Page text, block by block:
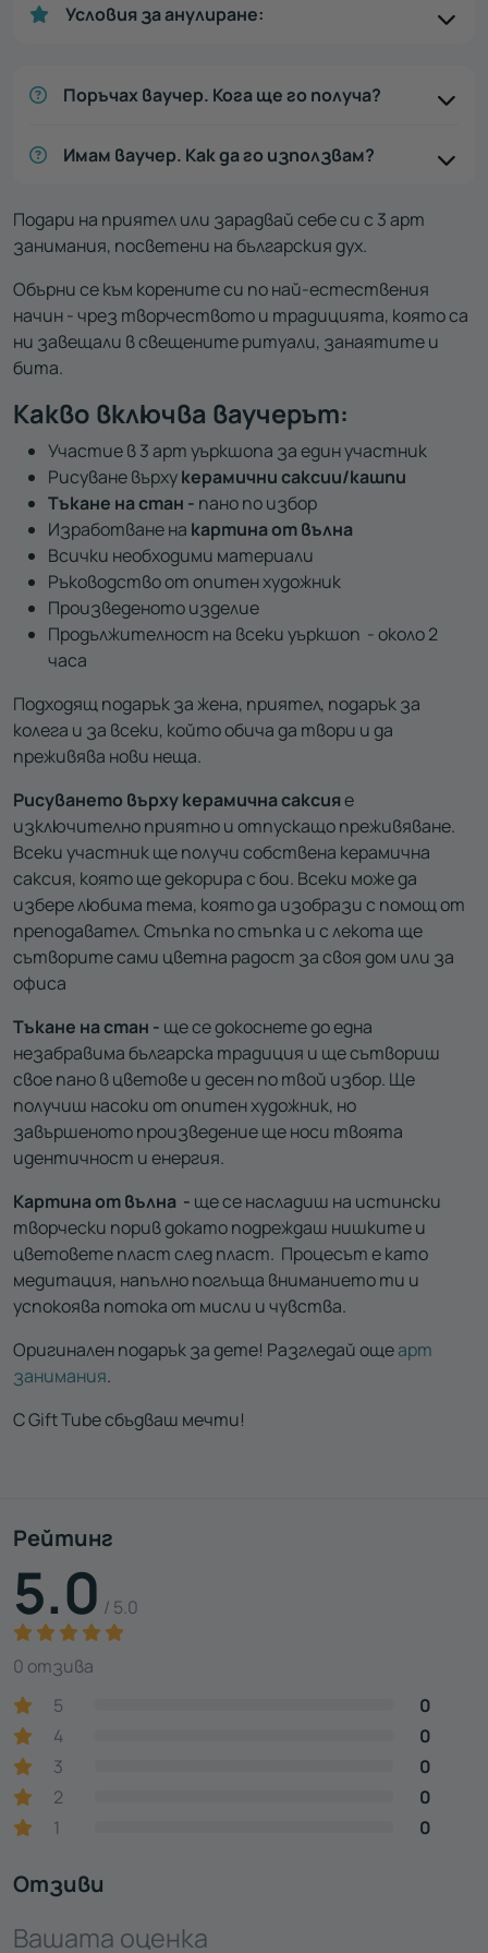
Условия за анулиране:
Поръчах ваучер. Кога ще го получа?
Имам ваучер. Как да го използвам?
Подари на приятел или зарадвай себе си с 3 арт
занимания, посветени на българския дух.
Обърни се към корените си по най-естествения
начин - чрез творчеството и традицията, която са
ни завещали в свещените ритуали, занаятите и
бита.
Какво включва ваучерът:
Участие в 3 арт уъркшопа за един участник
Рисуване върхукерамични саксии/кашпи
Тъкане на стан - пано по избор
Изработване на картина от вълна
Всички необходими материали
Ръководство от опитен художник
Произведеното изделие
Продължителност на всеки уъркшоп - около 2
часа
Подходящ подарък за жена, приятел, подарък за
колега и за всеки, който обича да твори и да
преживява нови неща.
Рисуването върху керамична саксияе
изключително приятно и отпускащо преживяване.
Всеки участник ще получи собствена керамична
саксия, която ще декорира с бои. Всеки може да
избере любима тема, която да изобрази с помощ от
преподавател. Стъпка по стъпка и с лекота ще
сътворите сами цветна радост за своя дом или за
офиса
Тъкане на стан - ще се докоснете до една
незабравима българска традиция и ще сътвориш
свое пано в цветове и десен по твой избор. Ще
получиш насоки от опитен художник, но
завършеното произведение ще носи твоята
идентичност и енергия.
Картина от вълна - ще се насладиш на истински
творчески порив докато подреждаш нишките и
цветовете пласт след пласт. Процесът е като
медитация, напълно поглъща вниманието ти и
успокоява потока от мисли и чувства.
Оригинален подарък за дете! Разгледай ощеарт
занимания.
С Gift Tube сбъдваш мечти!
Рейтинг
5.0 / 5.0
0 отзива
5
0
4
0
3
0
2
0
1
0
Отзиви
Вашата оценка